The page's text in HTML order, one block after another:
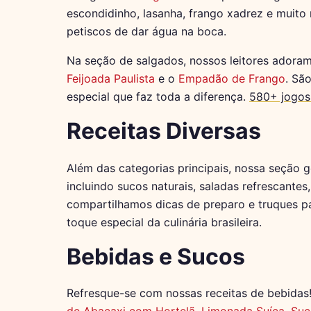
escondidinho, lasanha, frango xadrez e
petiscos de dar água na boca.
Na seção de salgados, nossos leitores
Feijoada Paulista e o Empadão de Frango.
especial que faz toda a diferença. 580+
Receitas Diversas
Além das categorias principais, nossa seção
incluindo sucos naturais, saladas
compartilhamos dicas de preparo e truques
toque especial da culinária brasileira.
Bebidas e Sucos
Refresque-se com nossas receitas de